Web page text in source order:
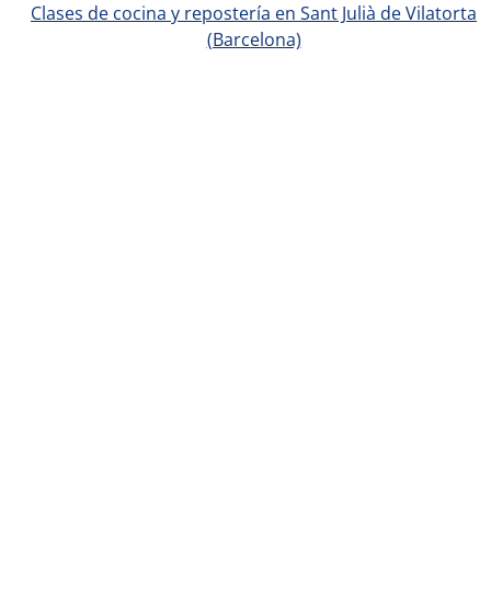
Clases de cocina y repostería en Sant Julià de Vilatorta
(Barcelona)